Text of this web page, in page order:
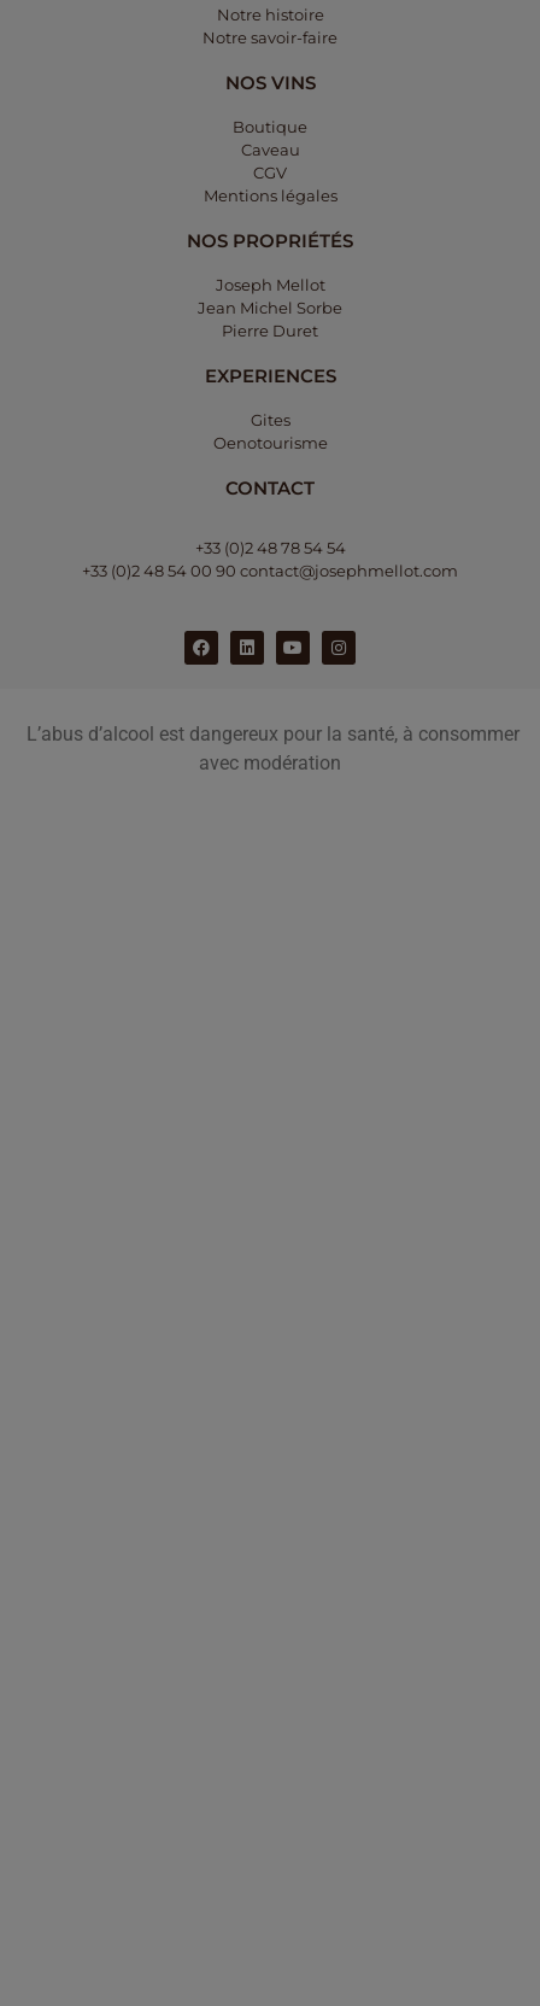
Notre histoire
Notre savoir-faire
NOS VINS
Boutique
Caveau
CGV
Mentions légales​
NOS PROPRIÉTÉS
Joseph Mellot
Jean Michel Sorbe
Pierre Duret
EXPERIENCES
Gites
Oenotourisme
CONTACT
+33 (0)2 48 78 54 54
+33 (0)2 48 54 00 90 contact@josephmellot.com
L’abus d’alcool est dangereux pour la santé, à consommer
avec modération